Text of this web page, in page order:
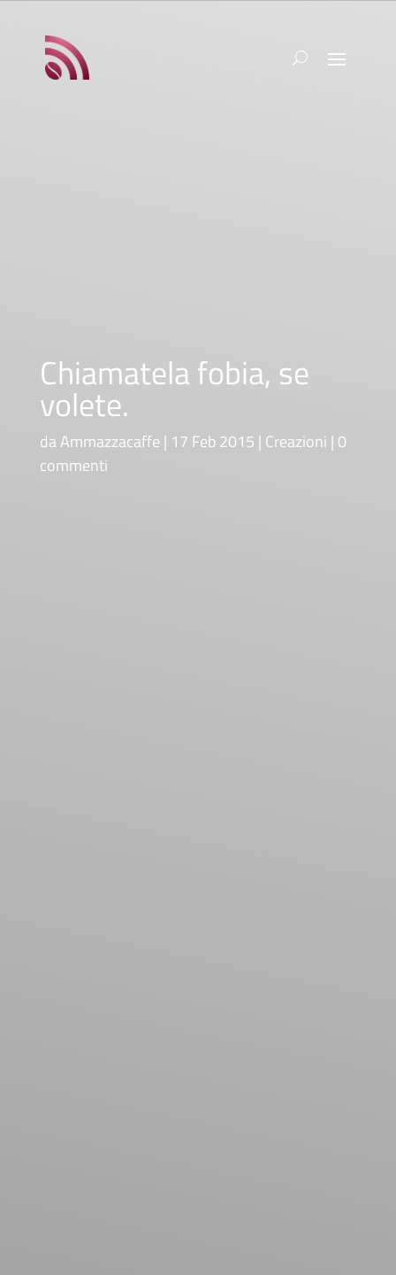
Chiamatela fobia, se
volete.
daAmmazzacaffe 17 Feb 2015 Creazioni 0
commenti